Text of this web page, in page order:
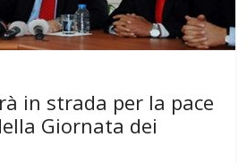
in strada per la pace
Giornata dei